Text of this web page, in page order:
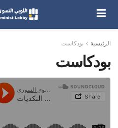
الرئيسية بودكاست
بودكاست